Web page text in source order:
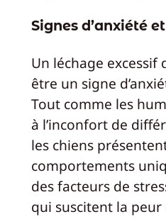
Signes d’anxiété
Un léchage
être un signe
Tout comme les
à l’inconfort de
les chiens
comportements
des facteurs de
qui suscitent la peur